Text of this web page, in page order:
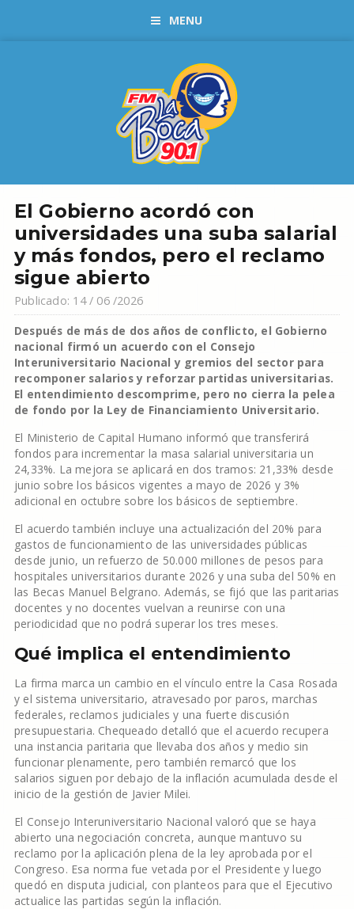
MENU
El Gobierno acordó con
universidades una suba salarial
y más fondos, pero el reclamo
sigue abierto
Publicado: 14 / 06 /2026
Después de más de dos años de conflicto, el Gobierno
nacional firmó un acuerdo con el Consejo
Interuniversitario Nacional y gremios del sector para
recomponer salarios y reforzar partidas universitarias.
El entendimiento descomprime, pero no cierra la pelea
de fondo por la Ley de Financiamiento Universitario.
El Ministerio de Capital Humano informó que transferirá
fondos para incrementar la masa salarial universitaria un
24,33%. La mejora se aplicará en dos tramos: 21,33% desde
junio sobre los básicos vigentes a mayo de 2026 y 3%
adicional en octubre sobre los básicos de septiembre.
El acuerdo también incluye una actualización del 20% para
gastos de funcionamiento de las universidades públicas
desde junio, un refuerzo de 50.000 millones de pesos para
hospitales universitarios durante 2026 y una suba del 50% en
las Becas Manuel Belgrano. Además, se fijó que las paritarias
docentes y no docentes vuelvan a reunirse con una
periodicidad que no podrá superar los tres meses.
Qué implica el entendimiento
La firma marca un cambio en el vínculo entre la Casa Rosada
y el sistema universitario, atravesado por paros, marchas
federales, reclamos judiciales y una fuerte discusión
presupuestaria. Chequeado detalló que el acuerdo recupera
una instancia paritaria que llevaba dos años y medio sin
funcionar plenamente, pero también remarcó que los
salarios siguen por debajo de la inflación acumulada desde el
inicio de la gestión de Javier Milei.
El Consejo Interuniversitario Nacional valoró que se haya
abierto una negociación concreta, aunque mantuvo su
reclamo por la aplicación plena de la ley aprobada por el
Congreso. Esa norma fue vetada por el Presidente y luego
quedó en disputa judicial, con planteos para que el Ejecutivo
actualice las partidas según la inflación.